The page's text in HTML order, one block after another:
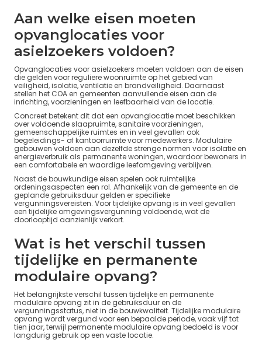
Aan welke eisen moeten
opvanglocaties voor
asielzoekers voldoen?
Opvanglocaties voor asielzoekers moeten voldoen aan de eisen
die gelden voor reguliere woonruimte op het gebied van
veiligheid, isolatie, ventilatie en brandveiligheid. Daarnaast
stellen het COA en gemeenten aanvullende eisen aan de
inrichting, voorzieningen en leefbaarheid van de locatie.
Concreet betekent dit dat een opvanglocatie moet beschikken
over voldoende slaapruimte, sanitaire voorzieningen,
gemeenschappelijke ruimtes en in veel gevallen ook
begeleidings- of kantoorruimte voor medewerkers. Modulaire
gebouwen voldoen aan dezelfde strenge normen voor isolatie en
energieverbruik als permanente woningen, waardoor bewoners in
een comfortabele en waardige leefomgeving verblijven.
Naast de bouwkundige eisen spelen ook ruimtelijke
ordeningsaspecten een rol. Afhankelijk van de gemeente en de
geplande gebruiksduur gelden er specifieke
vergunningsvereisten. Voor tijdelijke opvang is in veel gevallen
een tijdelijke omgevingsvergunning voldoende, wat de
doorlooptijd aanzienlijk verkort.
Wat is het verschil tussen
tijdelijke en permanente
modulaire opvang?
Het belangrijkste verschil tussen tijdelijke en permanente
modulaire opvang zit in de gebruiksduur en de
vergunningsstatus, niet in de bouwkwaliteit. Tijdelijke modulaire
opvang wordt vergund voor een bepaalde periode, vaak vijf tot
tien jaar, terwijl permanente modulaire opvang bedoeld is voor
langdurig gebruik op een vaste locatie.